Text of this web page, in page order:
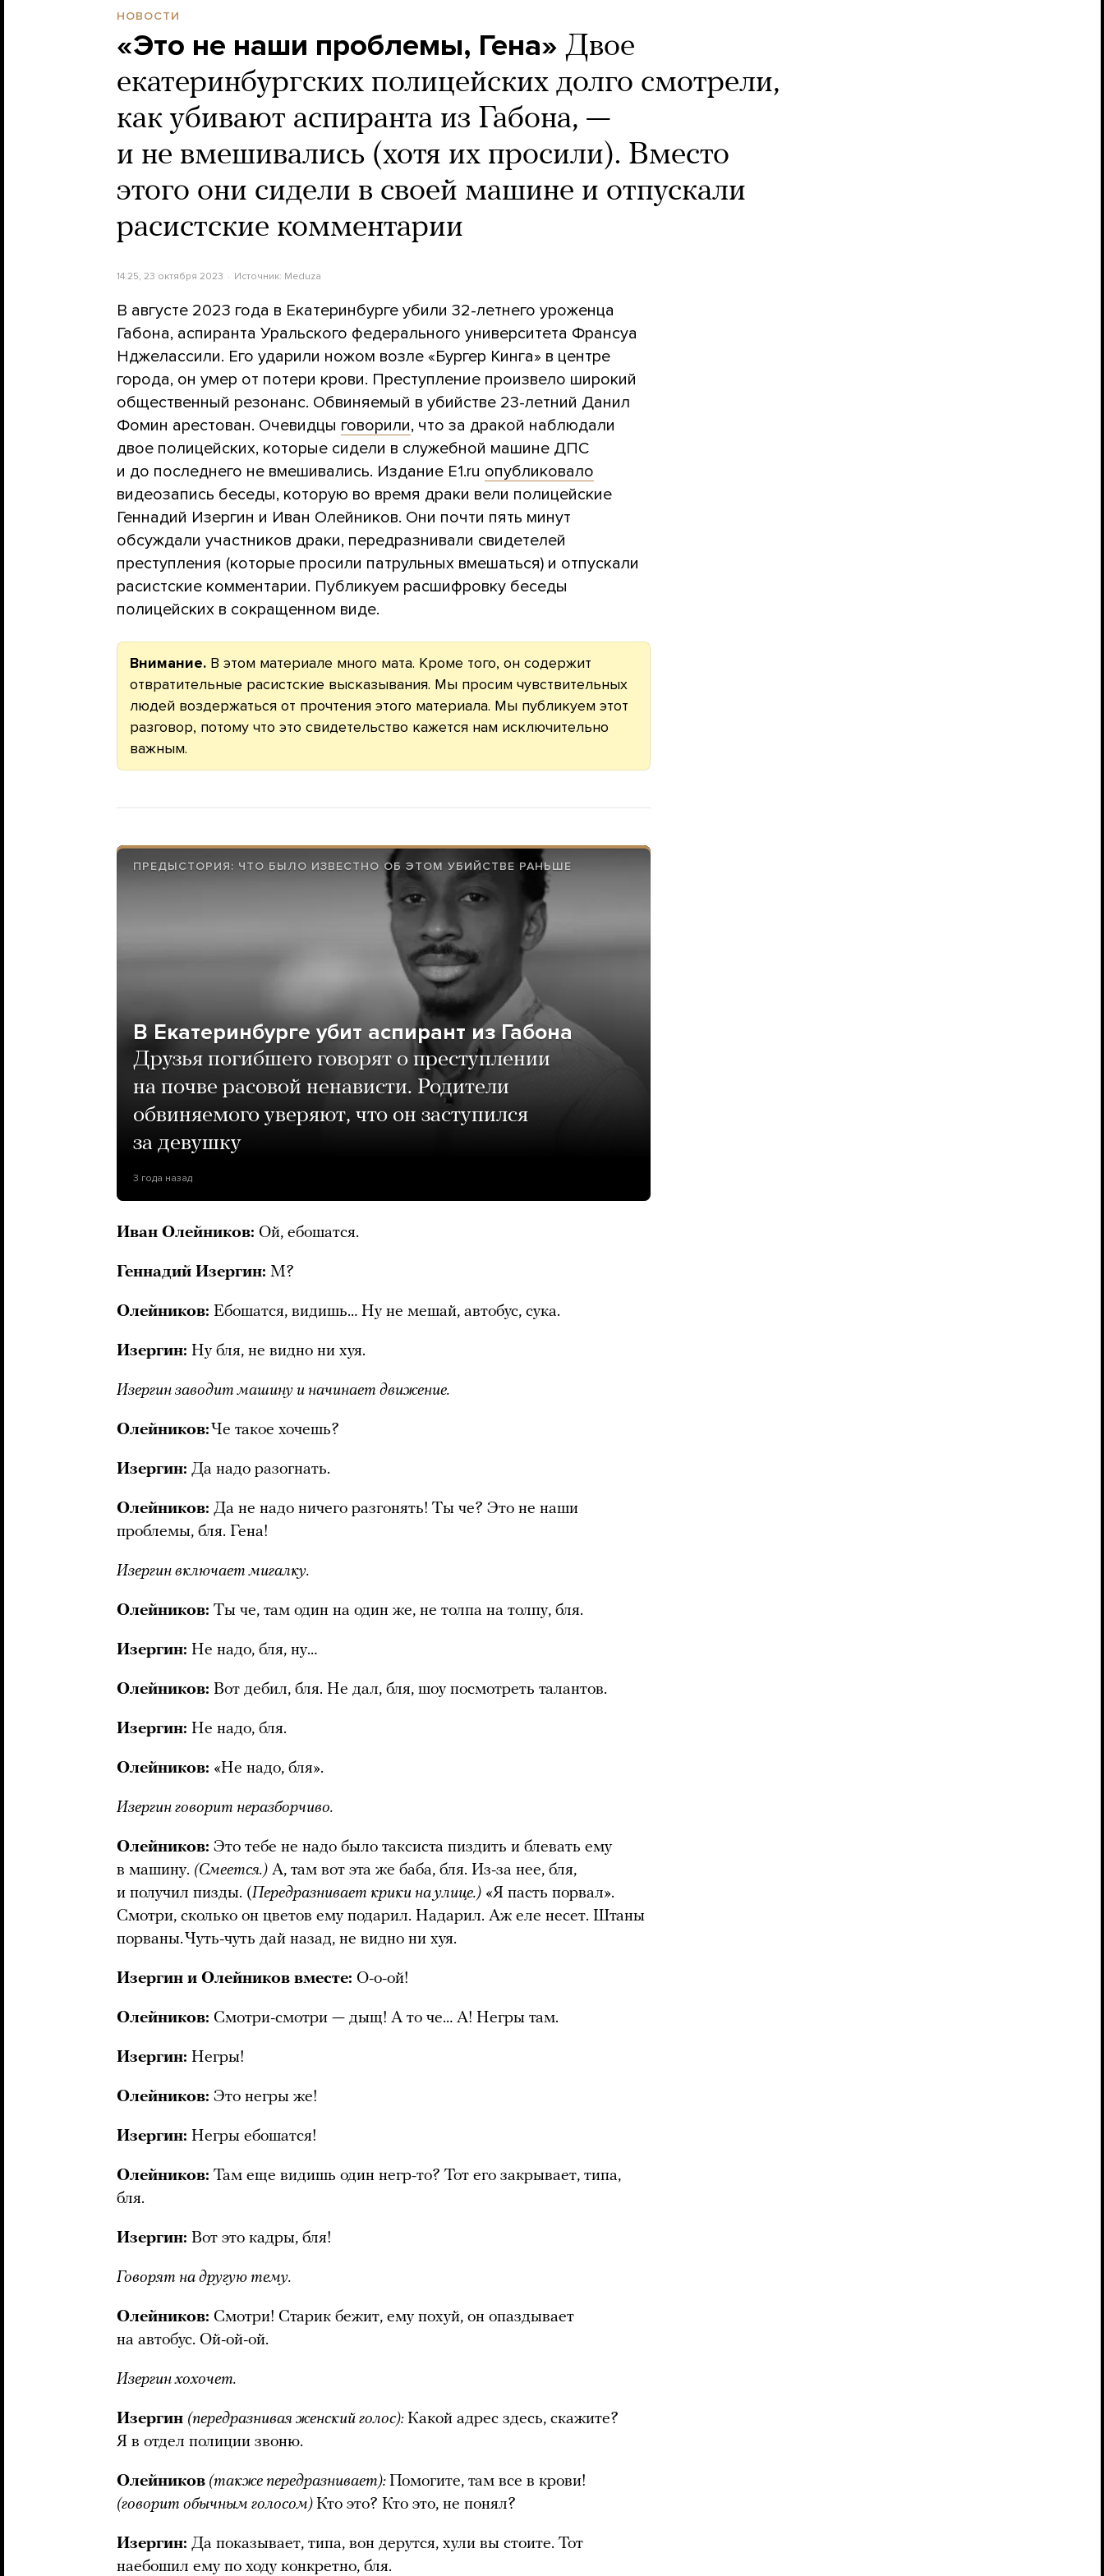
НОВОСТИ
«Это не наши проблемы, Гена» Двое
екатеринбургских полицейских долго смотрели,
как убивают аспиранта из Габона, —
и не вмешивались (хотя их просили). Вместо
этого они сидели в своей машине и отпускали
расистские комментарии
14:25, 23 октября 2023 Источник: Meduza
В августе 2023 года в Екатеринбурге убили 32-летнего уроженца
Габона, аспиранта Уральского федерального университета Франсуа
Нджелассили. Его ударили ножом возле «Бургер Кинга» в центре
города, он умер от потери крови. Преступление произвело широкий
общественный резонанс. Обвиняемый в убийстве 23-летний Данил
Фомин арестован. Очевидцы говорили, что за дракой наблюдали
двое полицейских, которые сидели в служебной машине ДПС
и до последнего не вмешивались. Издание E1.ru опубликовало
видеозапись беседы, которую во время драки вели полицейские
Геннадий Изергин и Иван Олейников. Они почти пять минут
обсуждали участников драки, передразнивали свидетелей
преступления (которые просили патрульных вмешаться) и отпускали
расистские комментарии. Публикуем расшифровку беседы
полицейских в сокращенном виде.
Внимание. В этом материале много мата. Кроме того, он содержит
отвратительные расистские высказывания. Мы просим чувствительных
людей воздержаться от прочтения этого материала. Мы публикуем этот
разговор, потому что это свидетельство кажется нам исключительно
важным.
ПРЕДЫСТОРИЯ: ЧТО БЫЛО ИЗВЕСТНО ОБ ЭТОМ УБИЙСТВЕ РАНЬШЕ
В Екатеринбурге убит аспирант из Габона
Друзья погибшего говорят о преступлении
на почве расовой ненависти. Родители
обвиняемого уверяют, что он заступился
за девушку
3 года назад
Иван Олейников: Ой, ебошатся.
Геннадий Изергин: М?
Олейников: Ебошатся, видишь… Ну не мешай, автобус, сука.
Изергин: Ну бля, не видно ни хуя.
Изергин заводит машину и начинает движение.
Олейников: Че такое хочешь?
Изергин: Да надо разогнать.
Олейников: Да не надо ничего разгонять! Ты че? Это не наши
проблемы, бля. Гена!
Изергин включает мигалку.
Олейников: Ты че, там один на один же, не толпа на толпу, бля.
Изергин: Не надо, бля, ну…
Олейников: Вот дебил, бля. Не дал, бля, шоу посмотреть талантов.
Изергин: Не надо, бля.
Олейников: «Не надо, бля».
Изергин говорит неразборчиво.
Олейников: Это тебе не надо было таксиста пиздить и блевать ему
в машину. (Смеется.) А, там вот эта же баба, бля. Из-за нее, бля,
и получил пизды. (Передразнивает крики на улице.) «Я пасть порвал».
Смотри, сколько он цветов ему подарил. Надарил. Аж еле несет. Штаны
порваны. Чуть-чуть дай назад, не видно ни хуя.
Изергин и Олейников вместе: О-о-ой!
Олейников: Смотри-смотри — дыщ! А то че… А! Негры там.
Изергин: Негры!
Олейников: Это негры же!
Изергин: Негры ебошатся!
Олейников: Там еще видишь один негр-то? Тот его закрывает, типа,
бля.
Изергин: Вот это кадры, бля!
Говорят на другую тему.
Олейников: Смотри! Старик бежит, ему похуй, он опаздывает
на автобус. Ой-ой-ой.
Изергин хохочет.
Изергин (передразнивая женский голос): Какой адрес здесь, скажите?
Я в отдел полиции звоню.
Олейников (также передразнивает): Помогите, там все в крови!
(говорит обычным голосом) Кто это? Кто это, не понял?
Изергин: Да показывает, типа, вон дерутся, хули вы стоите. Тот
наебошил ему по ходу конкретно, бля.